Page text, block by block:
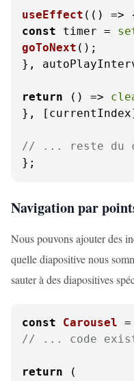
useEffect ( () =>
const timer =
goToNext ();
},
return () =>
},
// ... reste du
};
Navigation par
Nous pouvons ajouter des
quelle diapositive nous
sauter à des diapositives
const Carousel
// ... code
return